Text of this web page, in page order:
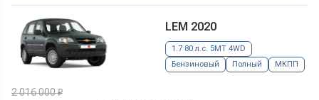
LEM 2020
1.7 80 л.с. 5MT 4WD
Бензиновый
Полный МКПП
2 016 000 ₽